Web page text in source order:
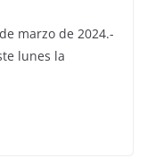
marzo de 2024.-
lunes la